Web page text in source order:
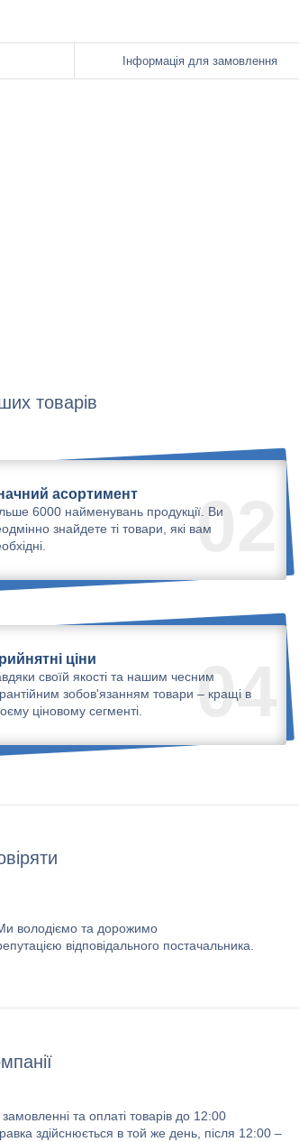
Інформація для замовлення
товарів
02
асортимент
6000 найменувань продукції. Ви
знайдете ті товари, які вам
04
ціни
своїй якості та нашим чесним
зобов'язанням товари – кращі в
ціновому сегменті.
володіємо та дорожимо
відповідального постачальника.
та оплаті товарів до 12:00
здійснюється в той же день, після 12:00 –